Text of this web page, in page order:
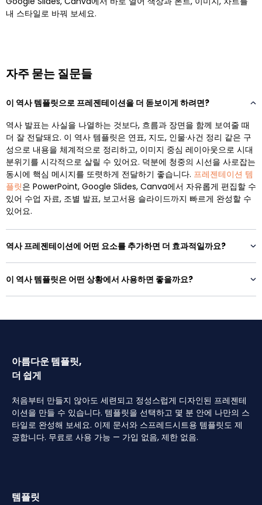
내 스타일로 바꿔 보세요.
자주 묻는 질문들
이 역사 템플릿으로 프레젠테이션을 더 돋보이게 하려면?
역사 발표는 사실을 나열하는 것보다, 흐름과 장면을 함께 보여줄 때
더 잘 전달돼요. 이 역사 템플릿은 연표, 지도, 인물·사건 정리 같은 구
성으로 내용을 체계적으로 정리하고, 이미지 중심 레이아웃으로 시대
분위기를 시각적으로 살릴 수 있어요. 덕분에 청중의 시선을 사로잡는
동시에 핵심 메시지를 또렷하게 전달하기 좋습니다. 프레젠테이션 템
플릿은 PowerPoint, Google Slides, Canva에서 자유롭게 편집할 수
있어 수업 자료, 조별 발표, 보고서용 슬라이드까지 빠르게 완성할 수
있어요.
역사 프레젠테이션에 어떤 요소를 추가하면 더 효과적일까요?
이 역사 템플릿은 어떤 상황에서 사용하면 좋을까요?
아름다운 템플릿,
더 쉽게
처음부터 만들지 않아도 세련되고 정성스럽게 디자인된 프레젠테
이션을 만들 수 있습니다. 템플릿을 선택하고 몇 분 안에 나만의 스
타일로 완성해 보세요. 이제 문서와 스프레드시트용 템플릿도 제
공합니다. 무료로 사용 가능 — 가입 없음, 제한 없음.
템플릿